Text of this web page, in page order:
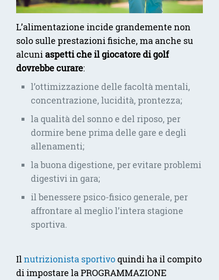
L’alimentazione incide grandemente non
solo sulle prestazioni fisiche, ma anche su
alcuni aspetti che il giocatore di golf
dovrebbe curare:
l’ottimizzazione delle facoltà mentali,
concentrazione, lucidità, prontezza;
la qualità del sonno e del riposo, per
dormire bene prima delle gare e degli
allenamenti;
la buona digestione, per evitare problemi
digestivi in gara;
il benessere psico-fisico generale, per
affrontare al meglio l’intera stagione
sportiva.
Ilnutrizionista sportivoquindi ha il compito
di impostare la PROGRAMMAZIONE